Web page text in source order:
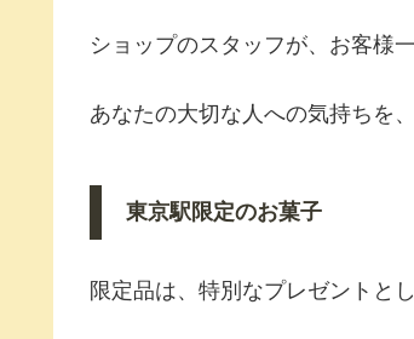
ショップのスタッフが、お客様
あなたの大切な人への気持ちを
東京駅限定のお菓子
限定品は、特別なプレゼントと